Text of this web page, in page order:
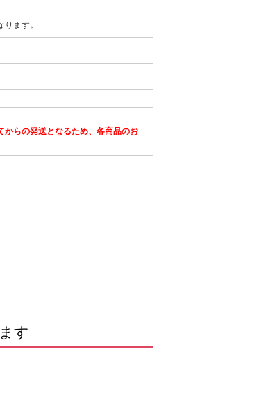
ます。
らの発送となるため、各商品のお
す